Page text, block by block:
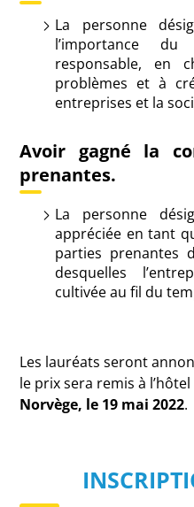
La personne
l’importance
responsable, en
problèmes et à
entreprises et la
Avoir gagné la
prenantes.
La personne
appréciée en tant
parties prenantes
desquelles
cultivée au fil du
Les lauréats seront
le prix sera remis à
Norvège, le 19 mai 2022.